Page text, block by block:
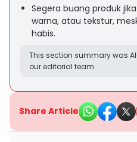
Segera buang produk
warna, atau tekstur,
habis.
This section summary was
our editorial team.
Share Article